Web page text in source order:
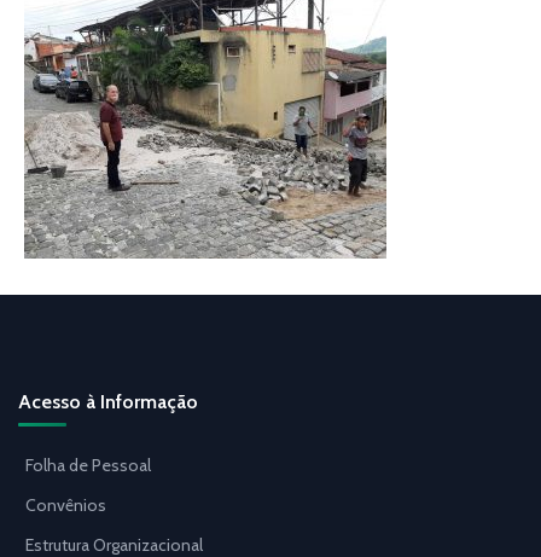
Acesso à Informação
Folha de Pessoal
Convênios
Estrutura Organizacional